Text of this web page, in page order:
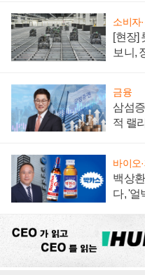
소비자
[현장]
보니,
금융
삼섬
적 랠
바이오
백상
다, '얼